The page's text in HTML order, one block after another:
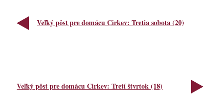
Veľký pôst pre domácu Cirkev: Tretia sobota (20)
Veľký pôst pre domácu Cirkev: Tretí štvrtok (18)